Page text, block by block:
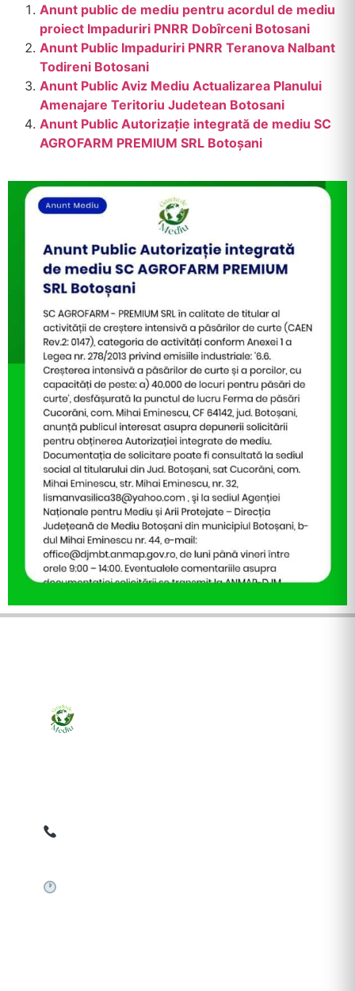
Anunt public de mediu pentru acordul de mediu
proiect Impaduriri PNRR Dobîrceni Botosani
Anunt Public Impaduriri PNRR Teranova Nalbant
Todireni Botosani
Anunt Public Aviz Mediu Actualizarea Planului
Amenajare Teritoriu Judetean Botosani
Anunt Public Autorizație integrată de mediu SC
AGROFARM PREMIUM SRL Botoșani